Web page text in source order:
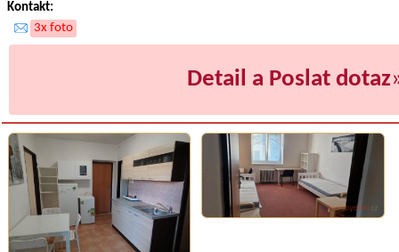
Kontakt:
3x foto
Detail a Poslat dotaz